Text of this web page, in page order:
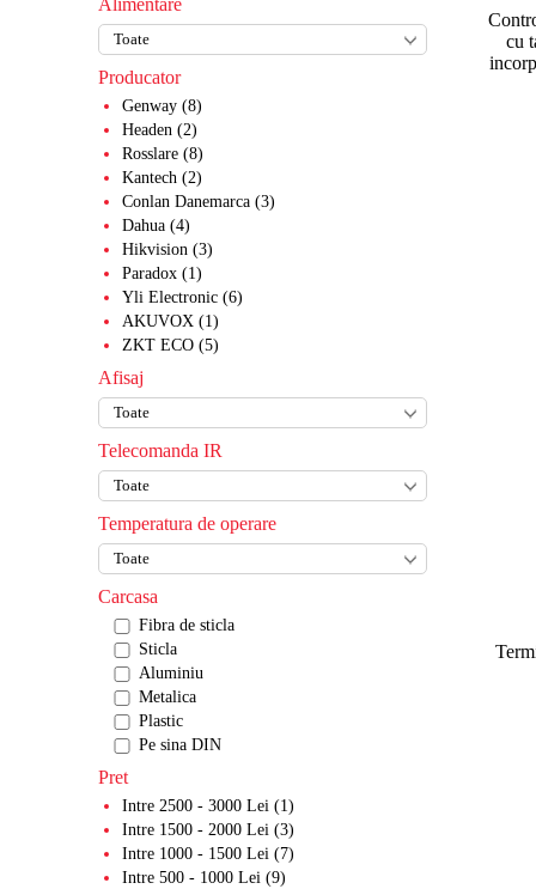
Accesorii diverse
Transformatoare
Softuri alarme
Alimentare
Producator
Genway (8)
Headen (2)
Rosslare (8)
Kantech (2)
Conlan Danemarca (3)
Dahua (4)
Hikvision (3)
Paradox (1)
Yli Electronic (6)
AKUVOX (1)
ZKT ECO (5)
Afisaj
Telecomanda IR
Temperatura de operare
Carcasa
Fibra de sticla
Sticla
Aluminiu
Metalica
Plastic
Pe sina DIN
Pret
Intre 2500 - 3000 Lei (1)
Intre 1500 - 2000 Lei (3)
Intre 1000 - 1500 Lei (7)
Intre 500 - 1000 Lei (9)
cu